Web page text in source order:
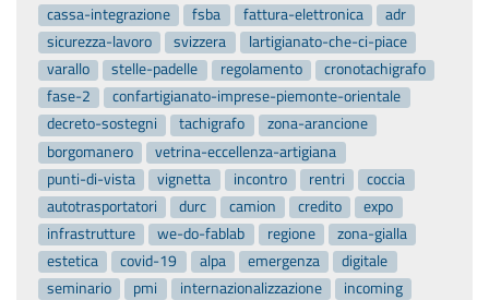
cassa-integrazione
fsba fattura-elettronica
adr
sicurezza-lavoro
svizzera
lartigianato-che-ci-piace
varallo
stelle-padelle regolamento
cronotachigrafo
fase-2
confartigianato-imprese-piemonte-orientale
decreto-sostegni
tachigrafo
zona-arancione
borgomanero
vetrina-eccellenza-artigiana
punti-di-vista
vignetta incontro rentri
coccia
autotrasportatori
durc camion credito
expo
infrastrutture
we-do-fablab regione
zona-gialla
estetica
covid-19 alpa emergenza
digitale
seminario
pmi internazionalizzazione
incoming